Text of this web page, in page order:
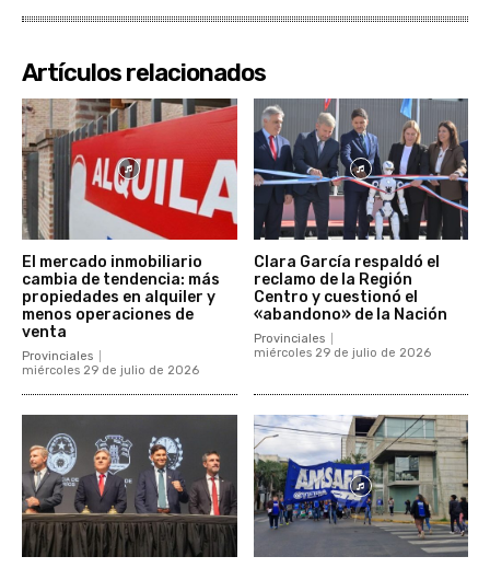
Artículos relacionados
El mercado inmobiliario
cambia de tendencia: más
propiedades en alquiler y
menos operaciones de
venta
Provinciales
miércoles 29 de julio de 2026
Clara García respaldó el
reclamo de la Región
Centro y cuestionó el
«abandono» de la Nación
Provinciales
miércoles 29 de julio de 2026